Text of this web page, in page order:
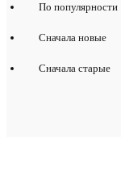
По популярности
Сначала новые
Сначала старые